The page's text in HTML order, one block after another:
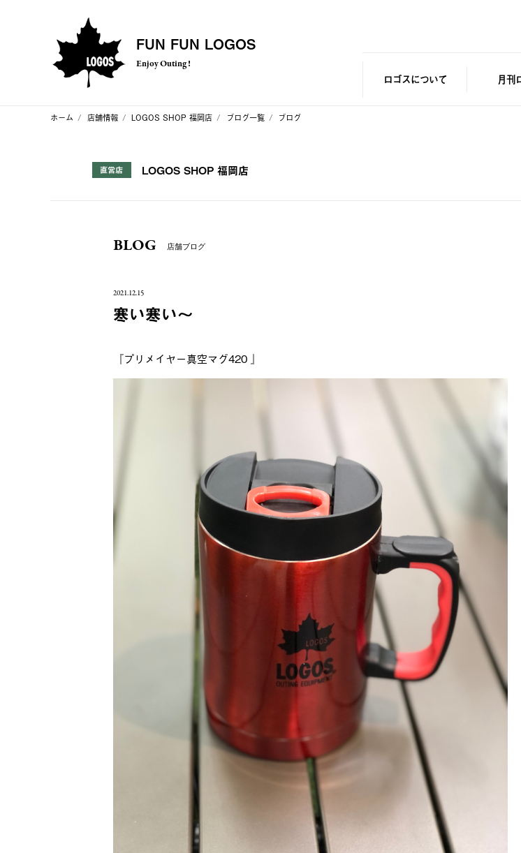
FUN FUN LOGOS
Enjoy Outing !
ロゴスについて 月刊
ホーム 店舗情報 LOGOS SHOP 福岡店 ブログ一覧 ブログ
直営店 LOGOS SHOP 福岡店
BLOG 店舗ブログ
2021.12.15
寒い寒い〜
『プリメイヤー真空マグ420 』